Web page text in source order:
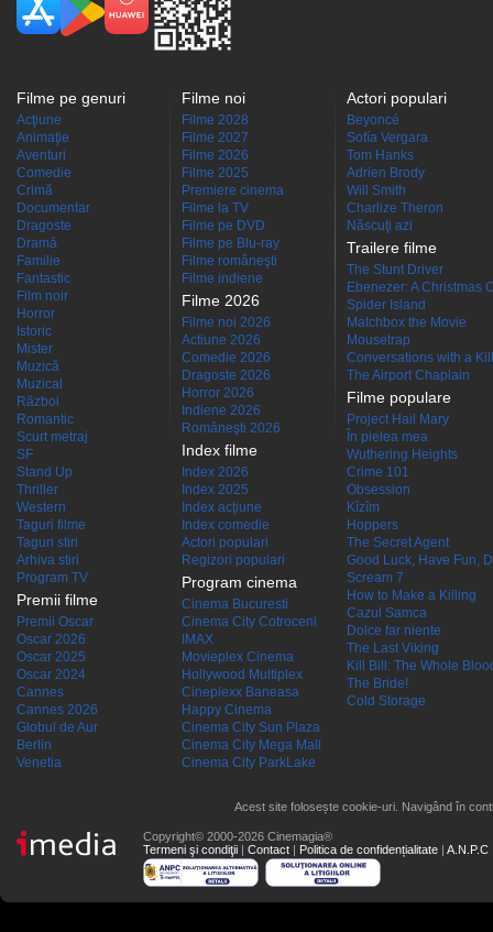
Filme pe genuri
Acţiune
Animaţie
Aventuri
Comedie
Crimă
Documentar
Dragoste
Dramă
Familie
Fantastic
Film noir
Horror
Istoric
Mister
Muzică
Muzical
Război
Romantic
Scurt metraj
SF
Stand Up
Thriller
Western
Taguri filme
Taguri stiri
Arhiva stiri
Program TV
Premii filme
Premii Oscar
Oscar 2026
Oscar 2025
Oscar 2024
Cannes
Cannes 2026
Globul de Aur
Berlin
Venetia
Filme noi
Filme 2028
Filme 2027
Filme 2026
Filme 2025
Premiere cinema
Filme la TV
Filme pe DVD
Filme pe Blu-ray
Filme româneşti
Filme indiene
Filme 2026
Filme noi 2026
Actiune 2026
Comedie 2026
Dragoste 2026
Horror 2026
Indiene 2026
Româneşti 2026
Index filme
Index 2026
Index 2025
Index acţiune
Index comedie
Actori populari
Regizori populari
Program cinema
Cinema Bucuresti
Cinema City Cotroceni
IMAX
Movieplex Cinema
Hollywood Multiplex
Cineplexx Baneasa
Happy Cinema
Cinema City Sun Plaza
Cinema City Mega Mall
Cinema City ParkLake
Actori populari
Beyoncé
Sofía Vergara
Tom Hanks
Adrien Brody
Will Smith
Charlize Theron
Născuţi azi
Trailere filme
The Stunt Driver
Ebenezer: A Christmas
Spider Island
Matchbox the Movie
Mousetrap
Conversations with a
The Airport Chaplain
Filme populare
Project Hail Mary
În pielea mea
Wuthering Heights
Crime 101
Obsession
Kîzîm
Hoppers
The Secret Agent
Good Luck, Have Fun,
Scream 7
How to Make a Killing
Cazul Samca
Dolce far niente
The Last Viking
Kill Bill: The Whole
The Bride!
Cold Storage
Acest site folosește cookie-uri. Navigând în
Copyright© 2000-2026 Cinemagia®
Termeni şi condiţii | Contact | Politica de confidențialitate | A.N.P.C